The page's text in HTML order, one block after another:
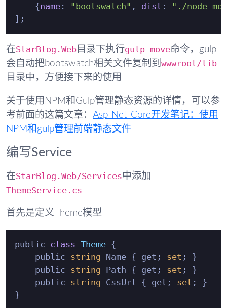
    {
name: "bootswatch" , dist :
"./
在StarBlog.Web 目录下执行gulp move命令，gulp
会自动把bootswatch相关文件复制到 wwwroot/lib
目录中，方便接下来的使用
关于使用NPM和Gulp管理静态资源的详情，可以参
考前面的这篇文章： Asp-Net-Core开发笔记：使用
NPM和gulp管理前端静态文件
编写Service
在StarBlog.Web/Services中添加
ThemeService.cs
首先是定义Theme模型
public class Theme {
    public
string Name { get; set ; }
    public
string Path { get; set ; }
    public
string CssUrl { get; set ; }